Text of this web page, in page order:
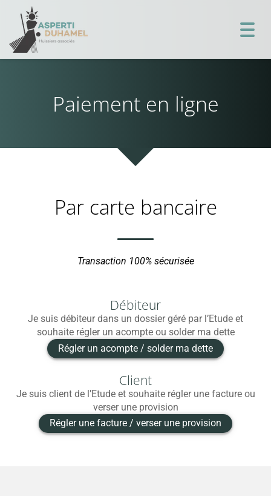
Paiement en ligne
Par carte bancaire
Transaction 100% sécurisée
Débiteur
Je suis débiteur dans un dossier géré par l’Etude et
souhaite régler un acompte ou solder ma dette
Régler un acompte / solder ma dette
Client
Je suis client de l’Etude et souhaite régler une facture ou
verser une provision
Régler une facture / verser une provision